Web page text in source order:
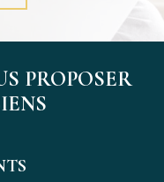
PROPOSER